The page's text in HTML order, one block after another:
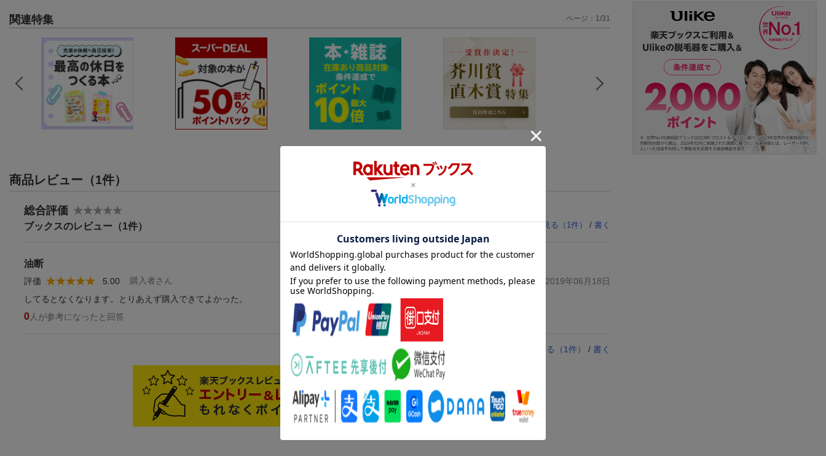
関連特集 ページ：1/31
商品レビュー（1件）
総合評価
ブックスのレビュー（1件） レビューを見る（ 1件） / 書く
油断
購入者さん
評価 5.00
投稿日：2019年06月18日
してるとなくなります。とりあえず購入できてよかった。
0 人が参考になったと回答
レビューを見る（1件） / 書く